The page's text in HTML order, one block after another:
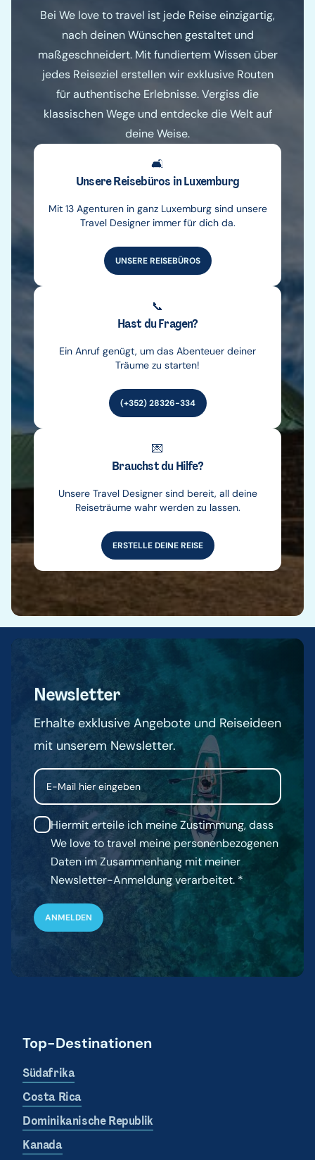
Bei We love to travel ist jede Reise einzigartig,
nach deinen Wünschen gestaltet und
maßgeschneidert. Mit fundiertem Wissen über
jedes Reiseziel erstellen wir exklusive Routen
für authentische Erlebnisse. Vergiss die
klassischen Wege und entdecke die Welt auf
deine Weise.
🛋️
Unsere Reisebüros in Luxemburg
Mit 13 Agenturen in ganz Luxemburg sind unsere
Travel Designer immer für dich da.
UNSERE REISEBÜROS
📞
Hast du Fragen?
Ein Anruf genügt, um das Abenteuer deiner
Träume zu starten!
(+352) 28326-334
💌
Brauchst du Hilfe?
Unsere Travel Designer sind bereit, all deine
Reiseträume wahr werden zu lassen.
ERSTELLE DEINE REISE
Newsletter
Erhalte exklusive Angebote und Reiseideen
mit unserem Newsletter.
Email
Hiermit erteile ich meine Zustimmung, dass
We love to travel meine personenbezogenen
Daten im Zusammenhang mit meiner
Newsletter-Anmeldung verarbeitet.
Top-Destinationen
Südafrika
Costa Rica
Dominikanische Republik
Kanada